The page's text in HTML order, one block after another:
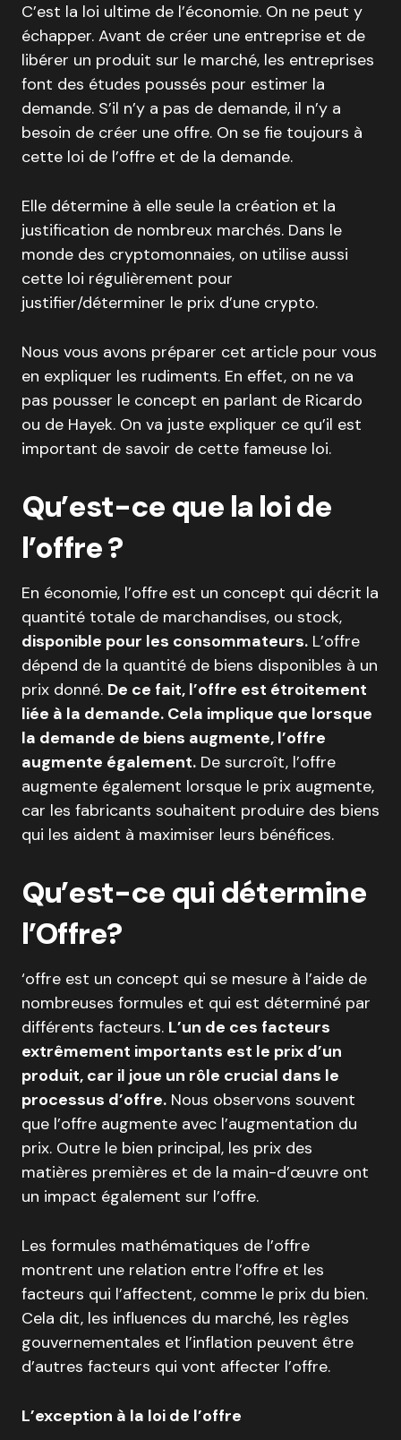
C’est la loi ultime de l’économie. On ne peut y
échapper. Avant de créer une entreprise et de
libérer un produit sur le marché, les entreprises
font des études poussés pour estimer la
demande. S’il n’y a pas de demande, il n’y a
besoin de créer une offre. On se fie toujours à
cette loi de l’offre et de la demande.
Elle détermine à elle seule la création et la
justification de nombreux marchés. Dans le
monde des cryptomonnaies, on utilise aussi
cette loi régulièrement pour
justifier/déterminer le prix d’une crypto.
Nous vous avons préparer cet article pour vous
en expliquer les rudiments. En effet, on ne va
pas pousser le concept en parlant de Ricardo
ou de Hayek. On va juste expliquer ce qu’il est
important de savoir de cette fameuse loi.
Qu’est-ce que la loi de
l’offre ?
En économie, l’offre est un concept qui décrit la
quantité totale de marchandises, ou stock,
disponible pour les consommateurs. L’offre
dépend de la quantité de biens disponibles à un
prix donné. De ce fait, l’offre est étroitement
liée à la demande. Cela implique que lorsque
la demande de biens augmente, l’offre
augmente également. De surcroît, l’offre
augmente également lorsque le prix augmente,
car les fabricants souhaitent produire des biens
qui les aident à maximiser leurs bénéfices.
Qu’est-ce qui détermine
l’Offre?
‘offre est un concept qui se mesure à l’aide de
nombreuses formules et qui est déterminé par
différents facteurs. L’un de ces facteurs
extrêmement importants est le prix d’un
produit, car il joue un rôle crucial dans le
processus d’offre. Nous observons souvent
que l’offre augmente avec l’augmentation du
prix. Outre le bien principal, les prix des
matières premières et de la main-d’œuvre ont
un impact également sur l’offre.
Les formules mathématiques de l’offre
montrent une relation entre l’offre et les
facteurs qui l’affectent, comme le prix du bien.
Cela dit, les influences du marché, les règles
gouvernementales et l’inflation peuvent être
d’autres facteurs qui vont affecter l’offre.
L’exception à la loi de l’offre